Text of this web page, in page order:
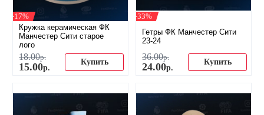
-17%
Кружка керамическая ФК
Манчестер Сити старое
лого
18.00р.
15.00р.
Купить
-33%
Гетры ФК Манчестер Сити
23-24
36.00р.
24.00р.
Купить